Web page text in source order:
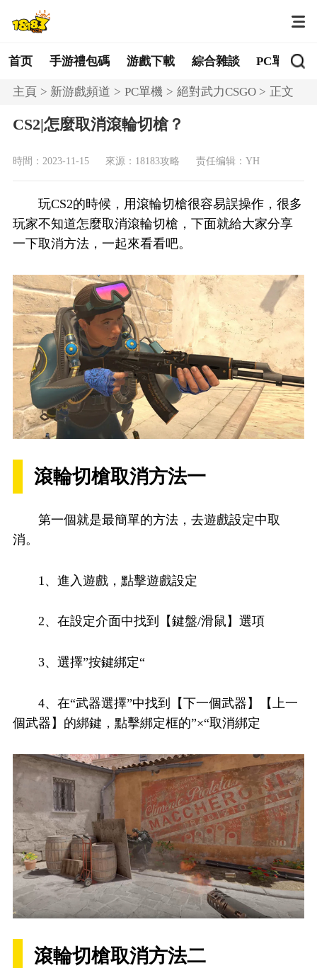
首页 手游禮包碼 游戲下載 綜合雜談 PC單機
主頁 新游戲頻道 PC單機 絕對武力CSGO 正文
CS2|怎麼取消滾輪切槍？
時間：2023-11-15 來源：18183攻略 责任编辑：YH
玩CS2的時候，用滾輪切槍很容易誤操作，很多
玩家不知道怎麼取消滾輪切槍，下面就給大家分享
一下取消方法，一起來看看吧。
滾輪切槍取消方法一
第一個就是最簡單的方法，去遊戲設定中取
消。
1、進入遊戲，點擊遊戲設定
2、在設定介面中找到【鍵盤/滑鼠】選項
3、選擇”按鍵綁定“
4、在“武器選擇”中找到【下一個武器】【上一
個武器】的綁鍵，點擊綁定框的”×“取消綁定
滾輪切槍取消方法二